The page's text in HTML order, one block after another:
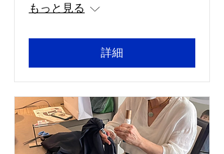
もっと見る
詳細